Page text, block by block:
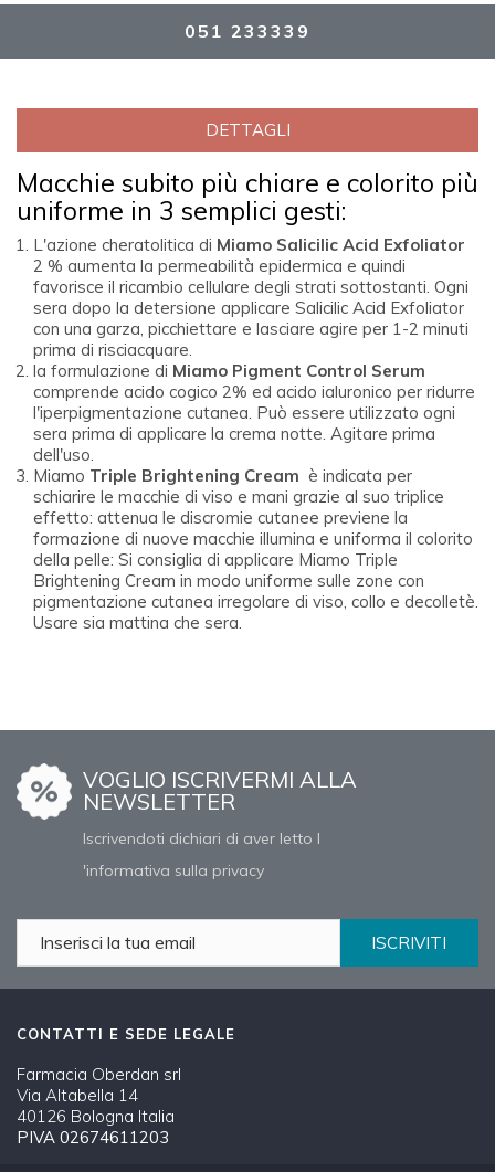
051 233339
DETTAGLI
Macchie subito più chiare e colorito più
uniforme in 3 semplici gesti:
L'azione cheratolitica di Miamo Salicilic Acid Exfoliator
2 % aumenta la permeabilità epidermica e quindi
favorisce il ricambio cellulare degli strati sottostanti. Ogni
sera dopo la detersione applicare Salicilic Acid Exfoliator
con una garza, picchiettare e lasciare agire per 1-2 minuti
prima di risciacquare.
la formulazione di Miamo Pigment Control Serum
comprende acido cogico 2% ed acido ialuronico per ridurre
l'iperpigmentazione cutanea. Può essere utilizzato ogni
sera prima di applicare la crema notte. Agitare prima
dell'uso.
Miamo Triple Brightening Cream è indicata per
schiarire le macchie di viso e mani grazie al suo triplice
effetto: attenua le discromie cutanee previene la
formazione di nuove macchie illumina e uniforma il colorito
della pelle: Si consiglia di applicare Miamo Triple
Brightening Cream in modo uniforme sulle zone con
pigmentazione cutanea irregolare di viso, collo e decolletè.
Usare sia mattina che sera.
VOGLIO ISCRIVERMI ALLA
NEWSLETTER
Iscrivendoti dichiari di aver letto l
'informativa sulla privacy
ISCRIVITI
CONTATTI E SEDE LEGALE
Farmacia Oberdan srl
Via Altabella 14
40126 Bologna Italia
PIVA 02674611203